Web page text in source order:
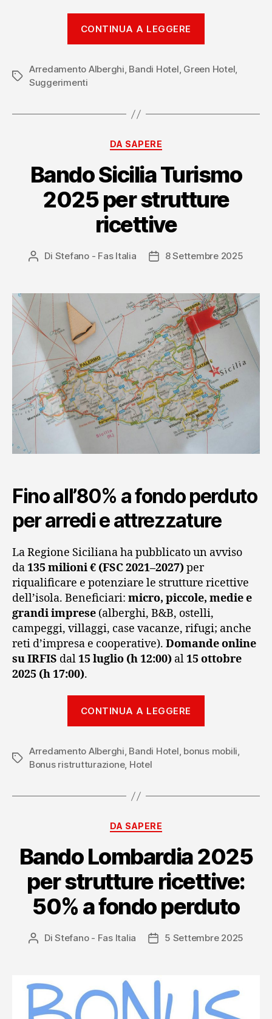
CONTINUA A LEGGERE
MUR:
Tag
Arredamento Alberghi, Bandi Hotel, Green Hotel,
Suggerimenti
Categorie
DA SAPERE
Bando Sicilia Turismo
2025 per strutture
ricettive
Autore
Di Stefano - Fas Italia
Data8 Settembre 2025
Fino all’80% a fondo perduto
per arredi e attrezzature
La Regione Siciliana ha pubblicato un avviso
da135 milioni € (FSC 2021–2027)per
riqualificare e potenziare le strutture ricettive
dell’isola. Beneficiari: micro, piccole, medie e
grandi imprese (alberghi, B&B, ostelli,
campeggi, villaggi, case vacanze, rifugi; anche
reti d’impresa e cooperative). Domande online
su IRFIS dal15 luglio (h 12:00) al15 ottobre
2025 (h 17:00).
CONTINUA A LEGGERE
2025
Tag
Arredamento Alberghi, Bandi Hotel, bonus mobili,
Bonus ristrutturazione, Hotel
Categorie
DA SAPERE
Bando Lombardia 2025
per strutture ricettive:
50% a fondo perduto
Autore
DiStefano - Fas Italia
Data5 Settembre 2025